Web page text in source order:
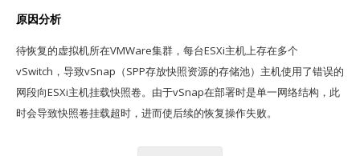
原因分析
待恢复的虚拟机所在VMWare集群，每台ESXi主机上存在多个
vSwitch，导致vSnap（SPP存放快照资源的存储池）主机使用了错误的
网段向ESXi主机挂载快照卷。由于vSnap在部署时是单一网络结构，此
时会导致快照卷挂载超时，进而使后续的恢复操作失败。